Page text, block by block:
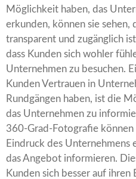
Möglichkeit haben, das
erkunden, können sie sehen,
transparent und zugänglich
dass Kunden sich wohler
Unternehmen zu besuchen.
Kunden Vertrauen in
Rundgängen haben, ist die
das Unternehmen zu
360-Grad-Fotografie können
Eindruck des Unternehmens
das Angebot informieren.
Kunden sich besser auf